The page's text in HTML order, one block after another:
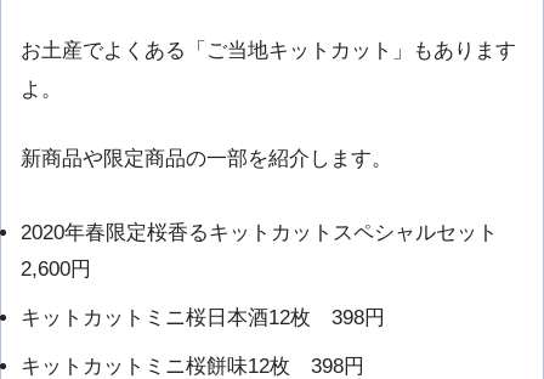
お土産でよくある「ご当地キットカット」もあります
よ。
新商品や限定商品の一部を紹介します。
2020年春限定桜香るキットカットスペシャルセット
2,600円
キットカットミニ桜日本酒12枚 398円
キットカットミニ桜餅味12枚 398円